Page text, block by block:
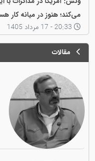
می‌کند؛ هنوز در میانه کار
مقالات